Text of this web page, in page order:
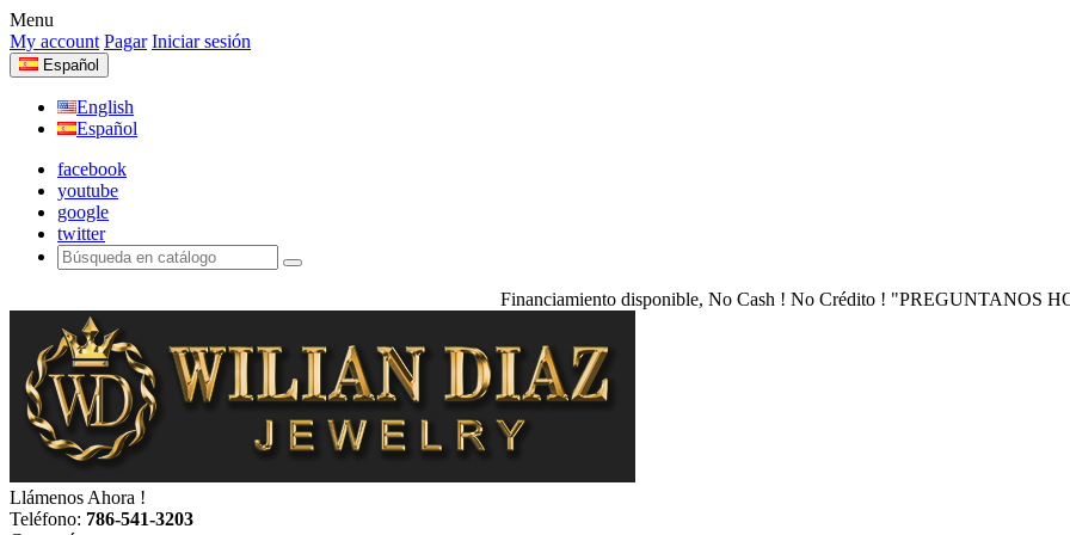
Menu
My account Pagar Iniciar sesión
Español
English
Español
facebook
youtube
google
twitter
Financiamiento disponible, No Cash ! No Crédito ! "PREGUNTANOS
Llámenos Ahora !
Teléfono: 786-541-3203